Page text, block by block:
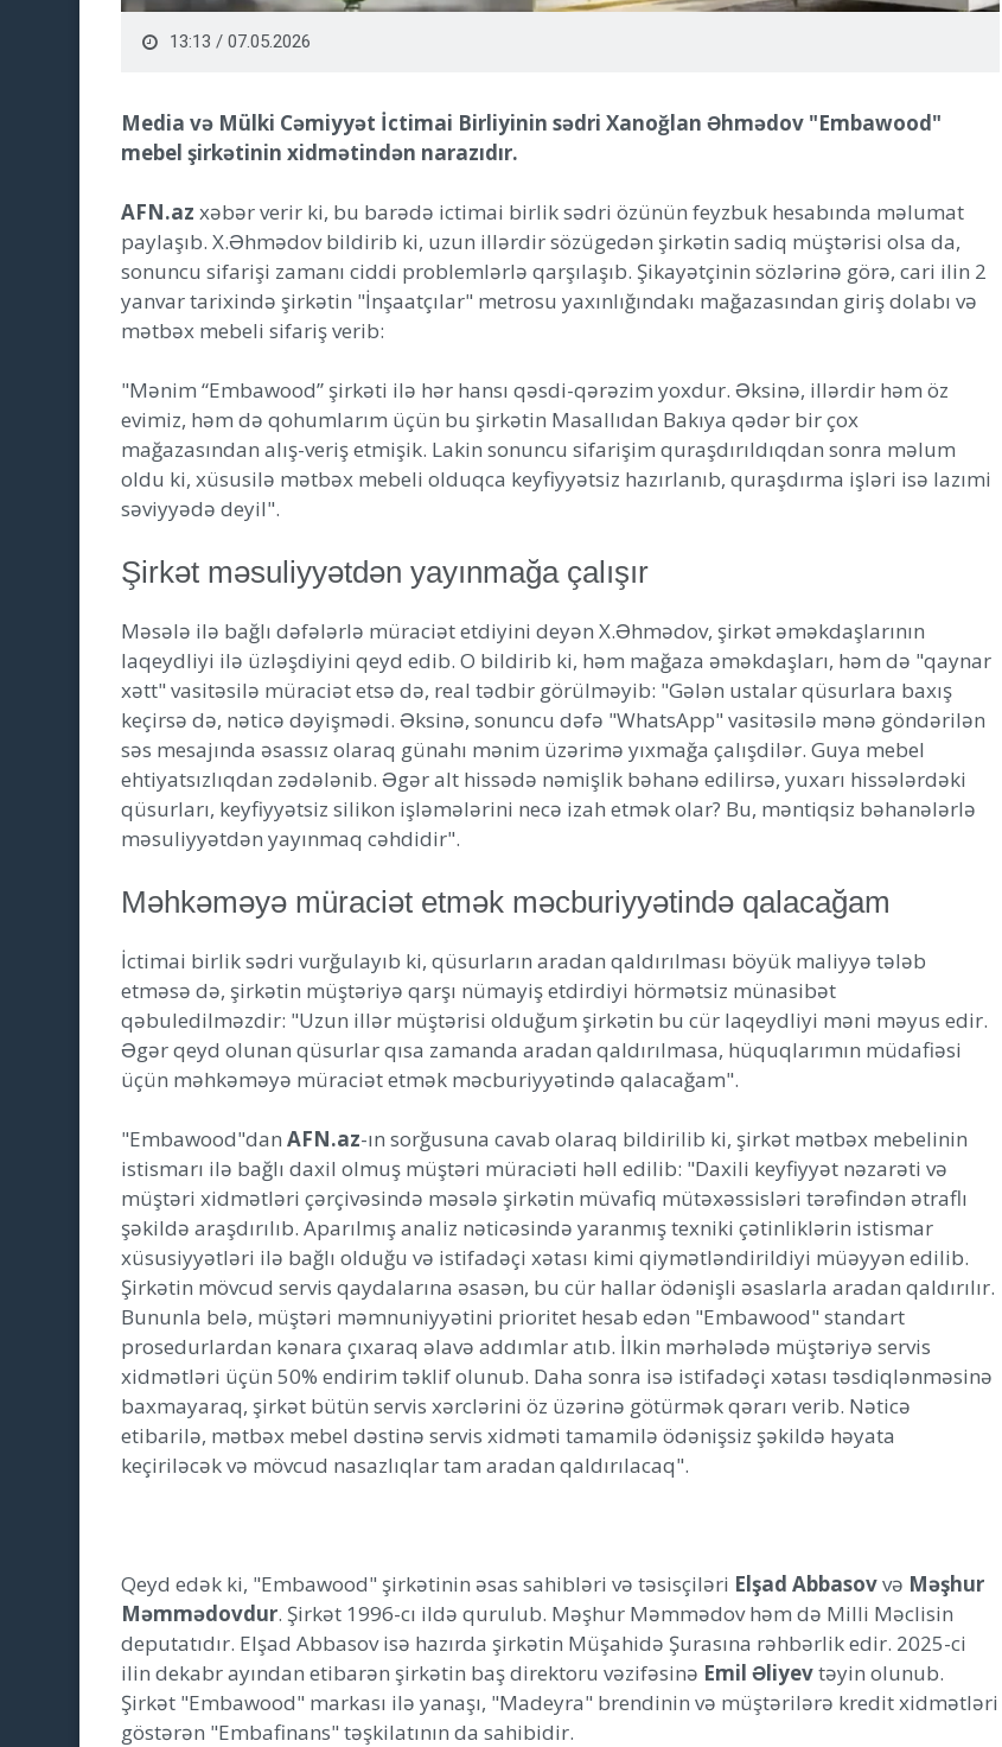
13:13 / 07.05.2026
Media və Mülki Cəmiyyət İctimai Birliyinin sədri Xanoğlan Əhmədov "Embawood"
mebel şirkətinin xidmətindən narazıdır.
AFN.az xəbər verir ki, bu barədə ictimai birlik sədri özünün feyzbuk hesabında məlumat
paylaşıb. X.Əhmədov bildirib ki, uzun illərdir sözügedən şirkətin sadiq müştərisi olsa da,
sonuncu sifarişi zamanı ciddi problemlərlə qarşılaşıb. Şikayətçinin sözlərinə görə, cari ilin 2
yanvar tarixində şirkətin "İnşaatçılar" metrosu yaxınlığındakı mağazasından giriş dolabı və
mətbəx mebeli sifariş verib:
"Mənim “Embawood” şirkəti ilə hər hansı qəsdi-qərəzim yoxdur. Əksinə, illərdir həm öz
evimiz, həm də qohumlarım üçün bu şirkətin Masallıdan Bakıya qədər bir çox
mağazasından alış-veriş etmişik. Lakin sonuncu sifarişim quraşdırıldıqdan sonra məlum
oldu ki, xüsusilə mətbəx mebeli olduqca keyfiyyətsiz hazırlanıb, quraşdırma işləri isə lazımi
səviyyədə deyil".
Şirkət məsuliyyətdən yayınmağa çalışır
Məsələ ilə bağlı dəfələrlə müraciət etdiyini deyən X.Əhmədov, şirkət əməkdaşlarının
laqeydliyi ilə üzləşdiyini qeyd edib. O bildirib ki, həm mağaza əməkdaşları, həm də "qaynar
xətt" vasitəsilə müraciət etsə də, real tədbir görülməyib: "Gələn ustalar qüsurlara baxış
keçirsə də, nəticə dəyişmədi. Əksinə, sonuncu dəfə "WhatsApp" vasitəsilə mənə göndərilən
səs mesajında əsassız olaraq günahı mənim üzərimə yıxmağa çalışdilər. Guya mebel
ehtiyatsızlıqdan zədələnib. Əgər alt hissədə nəmişlik bəhanə edilirsə, yuxarı hissələrdəki
qüsurları, keyfiyyətsiz silikon işləmələrini necə izah etmək olar? Bu, məntiqsiz bəhanələrlə
məsuliyyətdən yayınmaq cəhdidir".
Məhkəməyə müraciət etmək məcburiyyətində qalacağam
İctimai birlik sədri vurğulayıb ki, qüsurların aradan qaldırılması böyük maliyyə tələb
etməsə də, şirkətin müştəriyə qarşı nümayiş etdirdiyi hörmətsiz münasibət
qəbuledilməzdir: "Uzun illər müştərisi olduğum şirkətin bu cür laqeydliyi məni məyus edir.
Əgər qeyd olunan qüsurlar qısa zamanda aradan qaldırılmasa, hüquqlarımın müdafiəsi
üçün məhkəməyə müraciət etmək məcburiyyətində qalacağam".
"Embawood"dan AFN.az-ın sorğusuna cavab olaraq bildirilib ki, şirkət mətbəx mebelinin
istismarı ilə bağlı daxil olmuş müştəri müraciəti həll edilib: "Daxili keyfiyyət nəzarəti və
müştəri xidmətləri çərçivəsində məsələ şirkətin müvafiq mütəxəssisləri tərəfindən ətraflı
şəkildə araşdırılıb. Aparılmış analiz nəticəsində yaranmış texniki çətinliklərin istismar
xüsusiyyətləri ilə bağlı olduğu və istifadəçi xətası kimi qiymətləndirildiyi müəyyən edilib.
Şirkətin mövcud servis qaydalarına əsasən, bu cür hallar ödənişli əsaslarla aradan qaldırılır.
Bununla belə, müştəri məmnuniyyətini prioritet hesab edən "Embawood" standart
prosedurlardan kənara çıxaraq əlavə addımlar atıb. İlkin mərhələdə müştəriyə servis
xidmətləri üçün 50% endirim təklif olunub. Daha sonra isə istifadəçi xətası təsdiqlənməsinə
baxmayaraq, şirkət bütün servis xərclərini öz üzərinə götürmək qərarı verib. Nəticə
etibarilə, mətbəx mebel dəstinə servis xidməti tamamilə ödənişsiz şəkildə həyata
keçiriləcək və mövcud nasazlıqlar tam aradan qaldırılacaq".
Qeyd edək ki, "Embawood" şirkətinin əsas sahibləri və təsisçiləri Elşad Abbasovvə Məşhur
Məmmədovdur. Şirkət 1996-cı ildə qurulub. Məşhur Məmmədov həm də Milli Məclisin
deputatıdır. Elşad Abbasov isə hazırda şirkətin Müşahidə Şurasına rəhbərlik edir. 2025-ci
ilin dekabr ayından etibarən şirkətin baş direktoru vəzifəsinə Emil Əliyevtəyin olunub.
Şirkət "Embawood" markası ilə yanaşı, "Madeyra" brendinin və müştərilərə kredit xidmətləri
göstərən "Embafinans" təşkilatının da sahibidir.